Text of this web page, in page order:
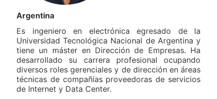
Argentina
Es ingeniero en electrónica egresado de la
Universidad Tecnológica Nacional de Argentina y
tiene un máster en Dirección de Empresas. Ha
desarrollado su carrera profesional ocupando
diversos roles gerenciales y de dirección en áreas
técnicas de compañías proveedoras de servicios
de Internet y Data Center.